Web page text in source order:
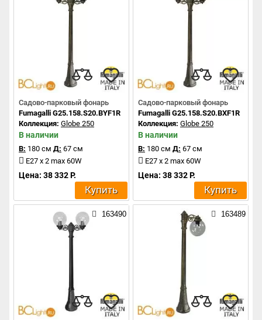
Садово-парковый фонарь
Fumagalli G25.158.S20.BYF1R
Коллекция: Globe 250
В наличии
В: 180 см Д: 67 см
E27 x 2 max 60W
Цена: 38 332 Р.
Купить
Садово-парковый фонарь
Fumagalli G25.158.S20.BXF1R
Коллекция: Globe 250
В наличии
В: 180 см Д: 67 см
E27 x 2 max 60W
Цена: 38 332 Р.
Купить
163490 163489